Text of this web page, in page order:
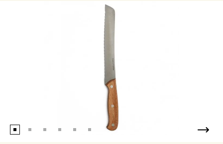
Precies wat ze wilde
16 juni 2025